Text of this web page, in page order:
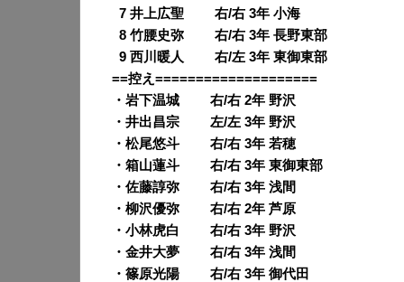
7 井上広聖 右/右 3年 小海
8 竹腰史弥 右/右 3年 長野東部
9 西川暖人 右/左 3年 東御東部
==控え====================
・岩下温城 右/右 2年 野沢
・井出昌宗 左/左 3年 野沢
・松尾悠斗 右/右 3年 若穂
・箱山蓮斗 右/右 3年 東御東部
・佐藤諄弥 右/右 3年 浅間
・柳沢優弥 右/右 2年 芦原
・小林虎白 右/右 3年 野沢
・金井大夢 右/右 3年 浅間
・篠原光陽 右/右 3年 御代田